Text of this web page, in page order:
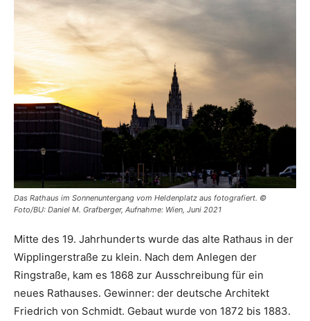
Das Rathaus im Sonnenuntergang vom Heldenplatz aus fotografiert. ©
Foto/BU: Daniel M. Grafberger, Aufnahme: Wien, Juni 2021
Mitte des 19. Jahrhunderts wurde das alte Rathaus in der
Wipplingerstraße zu klein. Nach dem Anlegen der
Ringstraße, kam es 1868 zur Ausschreibung für ein
neues Rathauses. Gewinner: der deutsche Architekt
Friedrich von Schmidt. Gebaut wurde von 1872 bis 1883.